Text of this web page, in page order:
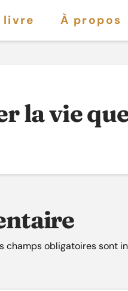
livre À propos
la vie
champs obligatoires sont